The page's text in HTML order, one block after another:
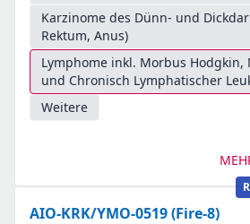
Karzinome des Dünn- und
Rektum, Anus)
Lymphome inkl. Morbus Hodgkin,
und Chronisch Lymphatischer
Weitere
AIO-KRK/YMO-0519 (Fire-8)